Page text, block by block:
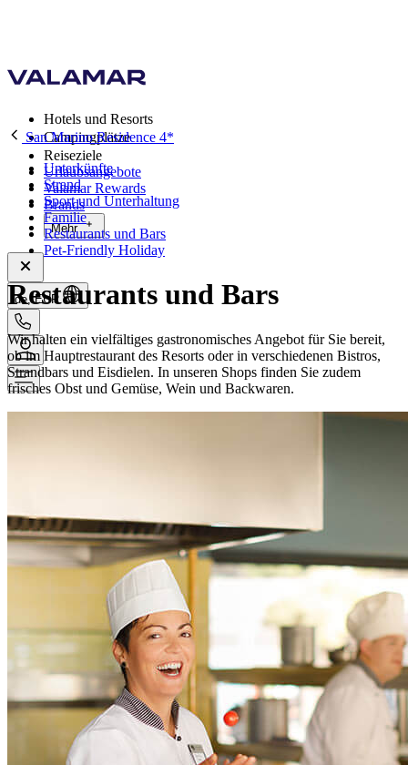
Hotels und Resorts
Campingplätze
Reiseziele
Urlaubsangebote
Valamar Rewards
Brands
Mehr
de, EUR
San Marino Residence 4*
Unterkünfte
Strand
Sport und Unterhaltung
Familie
Restaurants und Bars
Pet-Friendly Holiday
Restaurants und Bars
Wir halten ein vielfältiges gastronomisches Angebot für Sie bereit,
ob im Hauptrestaurant des Resorts oder in verschiedenen Bistros,
Strandbars und Eisdielen. In unseren Shops finden Sie zudem
frisches Obst und Gemüse, Wein und Backwaren.